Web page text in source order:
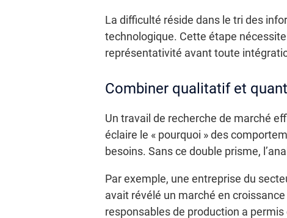
La difficulté réside dans le tri des
technologique. Cette étape
représentativité avant toute
Combiner qualitatif et
Un travail de recherche de marché
éclaire le « pourquoi » des
besoins. Sans ce double prisme,
Par exemple, une entreprise du
avait révélé un marché en
responsables de production a